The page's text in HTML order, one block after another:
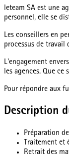
leteam SA est une
personnel, elle se
Les conseillers en
processus de travail
L'engagement
les agences. Que
Pour répondre aux
Description
Préparation
Traitement et